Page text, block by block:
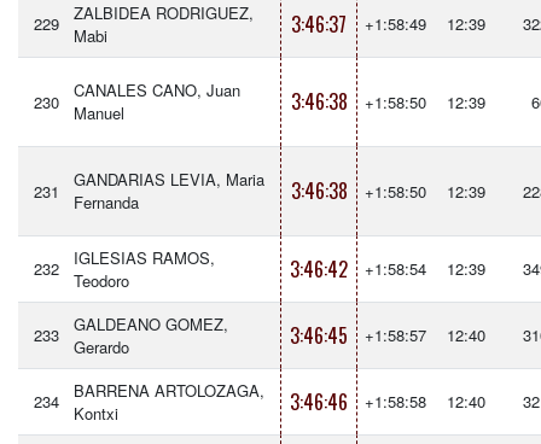
229
ZALBIDEA RODRIGUEZ,
Mabi
3:46:37 +1:58:49 12:39
230
CANALES CANO, Juan
Manuel
3:46:38 +1:58:50 12:39
231
GANDARIAS LEVIA, Maria
Fernanda
3:46:38 +1:58:50 12:39
232
IGLESIAS RAMOS,
Teodoro
3:46:42 +1:58:54 12:39
233
GALDEANO GOMEZ,
Gerardo
3:46:45 +1:58:57 12:40
234
BARRENA ARTOLOZAGA,
Kontxi
3:46:46 +1:58:58 12:40